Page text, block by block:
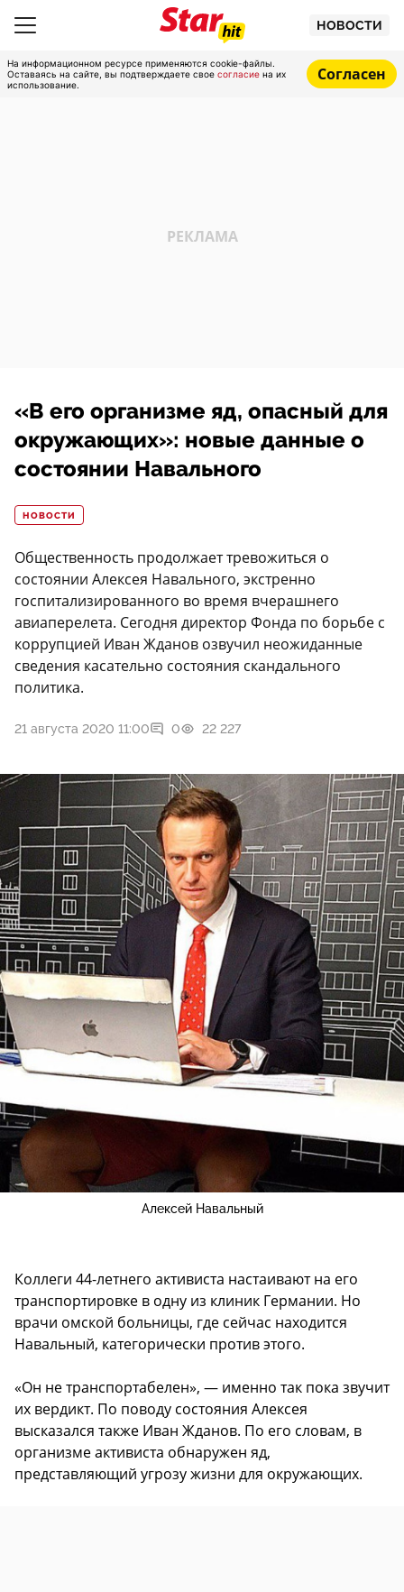
НОВОСТИ
На информационном ресурсе применяются cookie-файлы.
Оставаясь на сайте, вы подтверждаете свое согласие на их
использование.
Согласен
«В его организме яд, опасный для
окружающих»: новые данные о
состоянии Навального
НОВОСТИ
Общественность продолжает тревожиться о
состоянии Алексея Навального, экстренно
госпитализированного во время вчерашнего
авиаперелета. Сегодня директор Фонда по борьбе с
коррупцией Иван Жданов озвучил неожиданные
сведения касательно состояния скандального
политика.
21 августа 2020 11:00 0 22 227
Алексей Навальный
Коллеги 44-летнего активиста настаивают на его
транспортировке в одну из клиник Германии. Но
врачи омской больницы, где сейчас находится
Навальный, категорически против этого.
«Он не транспортабелен», — именно так пока звучит
их вердикт. По поводу состояния Алексея
высказался также Иван Жданов. По его словам, в
организме активиста обнаружен яд,
представляющий угрозу жизни для окружающих.